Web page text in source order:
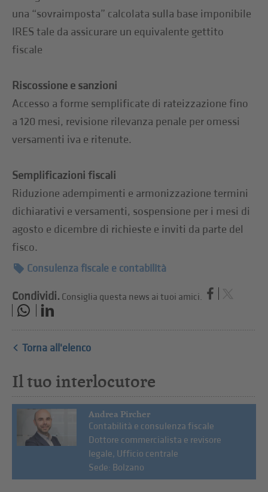
una “sovraimposta” calcolata sulla base imponibile
IRES tale da assicurare un equivalente gettito
fiscale
Riscossione e sanzioni
Accesso a forme semplificate di rateizzazione fino
a 120 mesi, revisione rilevanza penale per omessi
versamenti iva e ritenute.
Semplificazioni fiscali
Riduzione adempimenti e armonizzazione termini
dichiarativi e versamenti, sospensione per i mesi di
agosto e dicembre di richieste e inviti da parte del
fisco.
Consulenza fiscale e contabilità
Condividi. Consiglia questa news ai tuoi amici.
Torna all'elenco
Il tuo interlocutore
Andrea Pircher
Contabilità e consulenza fiscale
Dottore commercialista e revisore
legale, Ufficio centrale
Sede: Bolzano